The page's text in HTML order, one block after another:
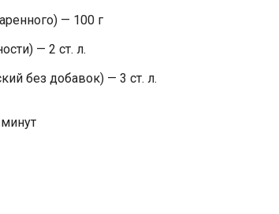
— 100 г
— 2 ст. л.
без добавок) — 3 ст. л.